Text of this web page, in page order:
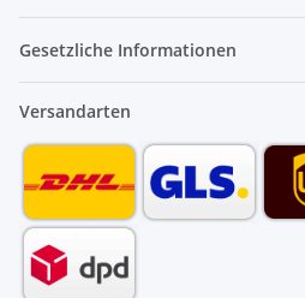
Gesetzliche Informationen
Versandarten